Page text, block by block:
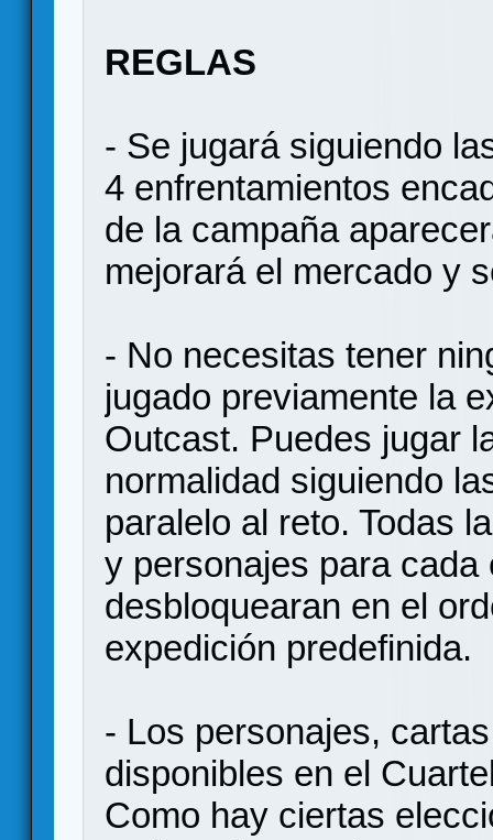
REGLAS
- Se jugará siguiendo
4 enfrentamientos
de la campaña
mejorará el mercado y
- No necesitas tener
jugado previamente la
Outcast. Puedes jugar
normalidad siguiendo
paralelo al reto. Todas
y personajes para cada
desbloquearan en el
expedición predefinida.
- Los personajes,
disponibles en el
Como hay ciertas